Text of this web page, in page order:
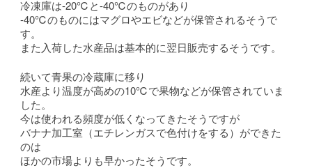
冷凍庫は-20℃と-40℃のものがあり
-40℃のものにはマグロやエビなどが保管されるそうで
す。
また入荷した水産品は基本的に翌日販売するそうです。
続いて青果の冷蔵庫に移り
水産より温度が高めの10℃で果物などが保管されていま
した。
今は使われる頻度が低くなってきたそうですが
バナナ加工室（エチレンガスで色付けをする）ができた
のは
ほかの市場よりも早かったそうです。